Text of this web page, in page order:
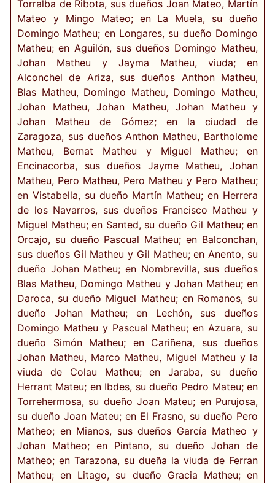
Torralba de Ribota, sus dueños Joan Mateo, Martín
Mateo y Mingo Mateo; en La Muela, su dueño
Domingo Matheu; en Longares, su dueño Domingo
Matheu; en Aguilón, sus dueños Domingo Matheu,
Johan Matheu y Jayma Matheu, viuda; en
Alconchel de Ariza, sus dueños Anthon Matheu,
Blas Matheu, Domingo Matheu, Domingo Matheu,
Johan Matheu, Johan Matheu, Johan Matheu y
Johan Matheu de Gómez; en la ciudad de
Zaragoza, sus dueños Anthon Matheu, Bartholome
Matheu, Bernat Matheu y Miguel Matheu; en
Encinacorba, sus dueños Jayme Matheu, Johan
Matheu, Pero Matheu, Pero Matheu y Pero Matheu;
en Vistabella, su dueño Martín Matheu; en Herrera
de los Navarros, sus dueños Francisco Matheu y
Miguel Matheu; en Santed, su dueño Gil Matheu; en
Orcajo, su dueño Pascual Matheu; en Balconchan,
sus dueños Gil Matheu y Gil Matheu; en Anento, su
dueño Johan Matheu; en Nombrevilla, sus dueños
Blas Matheu, Domingo Matheu y Johan Matheu; en
Daroca, su dueño Miguel Matheu; en Romanos, su
dueño Johan Matheu; en Lechón, sus dueños
Domingo Matheu y Pascual Matheu; en Azuara, su
dueño Simón Matheu; en Cariñena, sus dueños
Johan Matheu, Marco Matheu, Miguel Matheu y la
viuda de Colau Matheu; en Jaraba, su dueño
Herrant Mateu; en Ibdes, su dueño Pedro Mateu; en
Torrehermosa, su dueño Joan Mateu; en Purujosa,
su dueño Joan Mateu; en El Frasno, su dueño Pero
Matheo; en Mianos, sus dueños García Matheo y
Johan Matheo; en Pintano, su dueño Johan de
Matheo; en Tarazona, su dueña la viuda de Ferran
Matheu; en Litago, su dueño Gracia Matheu; en